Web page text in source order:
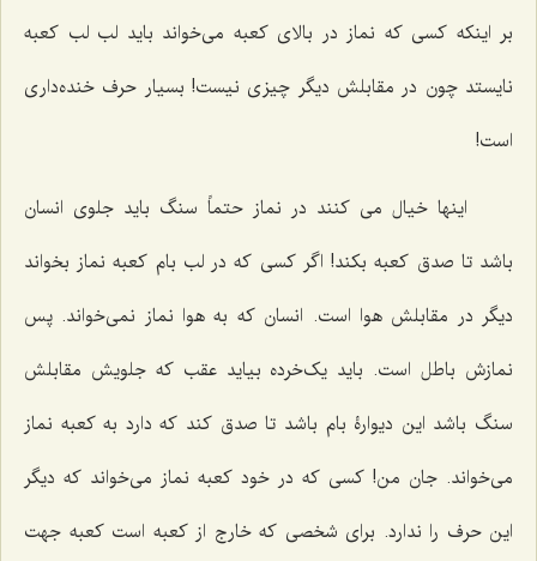
بر اینکه کسی که نماز در بالای کعبه می‌خواند باید لب لب کعبه
نایستد چون در مقابلش دیگر چیزی نیست! بسیار حرف خنده‌داری
است!
اینها خیال می کنند در نماز حتماً سنگ باید جلوی انسان
باشد تا صدق کعبه بکند! اگر کسی که در لب بام کعبه نماز بخواند
دیگر در مقابلش هوا است. انسان که به هوا نماز نمی‌خواند. پس
نمازش باطل است. باید یک‌خرده بیاید عقب که جلویش مقابلش
سنگ باشد این دیوارۀ بام باشد تا صدق کند که دارد به کعبه نماز
می‌خواند. جان من! کسی که در خود کعبه نماز می‌خواند که دیگر
این حرف را ندارد. برای شخصی که خارج از کعبه است کعبه جهت